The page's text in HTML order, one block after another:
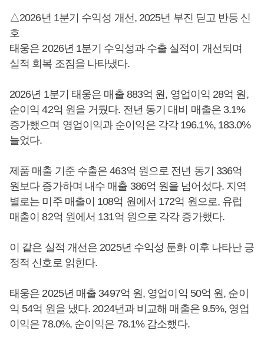
△2026년 1분기 수익성 개선, 2025년 부진 딛고 반등 신
호
태웅은 2026년 1분기 수익성과 수출 실적이 개선되며
실적 회복 조짐을 나타냈다.
2026년 1분기 태웅은 매출 883억 원, 영업이익 28억 원,
순이익 42억 원을 거뒀다. 전년 동기 대비 매출은 3.1%
증가했으며 영업이익과 순이익은 각각 196.1%, 183.0%
늘었다.
제품 매출 기준 수출은 463억 원으로 전년 동기 336억
원보다 증가하며 내수 매출 386억 원을 넘어섰다. 지역
별로는 미주 매출이 108억 원에서 172억 원으로, 유럽
매출이 82억 원에서 131억 원으로 각각 증가했다.
이 같은 실적 개선은 2025년 수익성 둔화 이후 나타난 긍
정적 신호로 읽힌다.
태웅은 2025년 매출 3497억 원, 영업이익 50억 원, 순이
익 54억 원을 냈다. 2024년과 비교해 매출은 9.5%, 영업
이익은 78.0%, 순이익은 78.1% 감소했다.